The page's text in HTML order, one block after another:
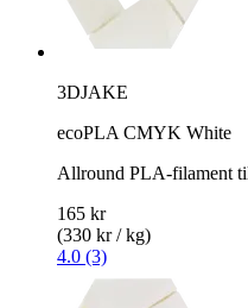
3DJAKE
ecoPLA CMYK White
Allround PLA-filament
165 kr
(330 kr / kg)
4.0 (3)